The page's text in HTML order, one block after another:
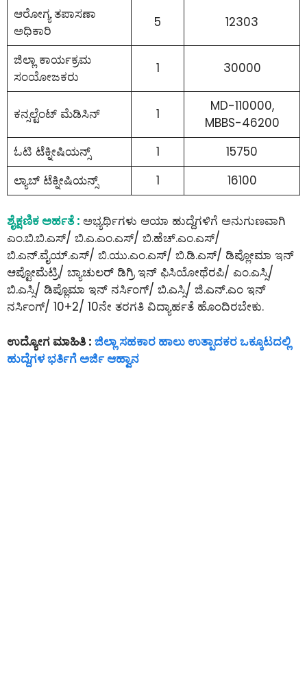
ಆರೋಗ್ಯ ತಪಾಸಣಾ
ಅಧಿಕಾರಿ
5 12303
ಜಿಲ್ಲಾ ಕಾರ್ಯಕ್ರಮ
ಸಂಯೋಜಕರು
1 30000
ಕನ್ಸಲ್ಟೆಂಟ್ ಮೆಡಿಸಿನ್ 1
MD-110000,
MBBS-46200
ಓಟಿ ಟೆಕ್ನೀಷಿಯನ್ಸ್
1
15750
ಲ್ಯಾಬ್ ಟೆಕ್ನೀಷಿಯನ್ಸ್
1 16100
ಶೈಕ್ಷಣಿಕ ಅರ್ಹತೆ : ಅಭ್ಯರ್ಥಿಗಳು ಆಯಾ ಹುದ್ದೆಗಳಿಗೆ ಅನುಗುಣವಾಗಿ
ಎಂ.ಬಿ.ಬಿ.ಎಸ್/ ಬಿ.ಎ.ಎಂ.ಎಸ್/ ಬಿ.ಹೆಚ್.ಎಂ.ಎಸ್/
ಬಿ.ಎನ್.ವೈಯ್.ಎಸ್/ ಬಿ.ಯು.ಎಂ.ಎಸ್/ ಬಿ.ಡಿ.ಎಸ್/ ಡಿಪ್ಲೋಮಾ ಇನ್
ಆಪ್ಟೋಮೆಟ್ರಿ/ ಬ್ಯಾಚುಲರ್ ಡಿಗ್ರಿ ಇನ್ ಫಿಸಿಯೋಥೆರಪಿ/ ಎಂ.ಎಸ್ಸಿ/
ಬಿ.ಎಸ್ಸಿ/ ಡಿಪ್ಲೊಮಾ ಇನ್ ನರ್ಸಿಂಗ್/ ಬಿ.ಎಸ್ಸಿ/ ಜಿ.ಎನ್.ಎಂ ಇನ್
ನರ್ಸಿಂಗ್/ 10+2/ 10ನೇ ತರಗತಿ ವಿದ್ಯಾರ್ಹತೆ ಹೊಂದಿರಬೇಕು.
ಉದ್ಯೋಗ ಮಾಹಿತಿ : ಜಿಲ್ಲಾ ಸಹಕಾರ ಹಾಲು ಉತ್ಪಾದಕರ ಒಕ್ಕೂಟದಲ್ಲಿ
ಹುದ್ದೆಗಳ ಭರ್ತಿಗೆ ಅರ್ಜಿ ಆಹ್ವಾನ